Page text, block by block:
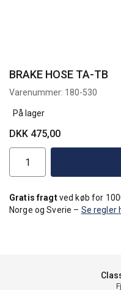
BRAKE HOSE TA-TB
Varenummer: 180-530
På lager
DKK 475,00
Gratis fragtved køb for
Norge og Sverie – Se regler